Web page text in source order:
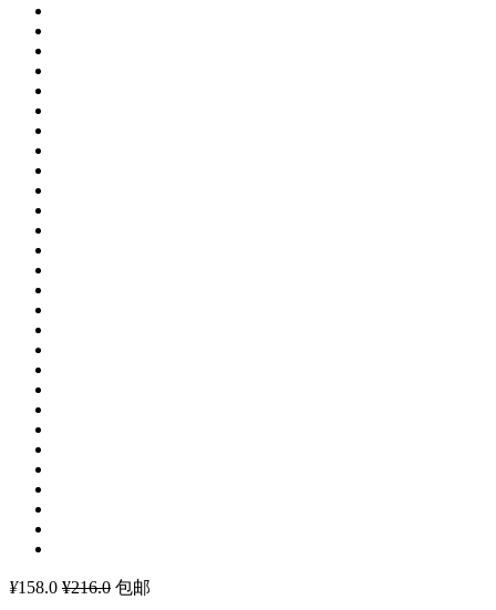
¥158.0 ¥216.0 包邮